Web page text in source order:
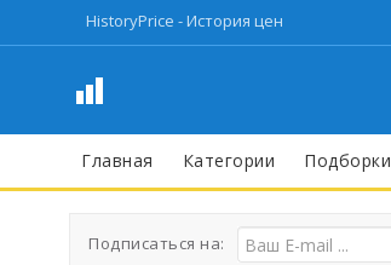
HistoryPrice - История цен
Главная Категории Подборки
Подписаться на: